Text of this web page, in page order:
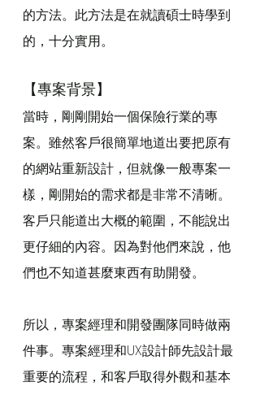
的方法。此方法是在就讀碩士時學到
的，十分實用。
【專案背景】
當時，剛剛開始一個保險行業的專
案。雖然客戶很簡單地道出要把原有
的網站重新設計，但就像一般專案一
樣，剛開始的需求都是非常不清晰。
客戶只能道出大概的範圍，不能說出
更仔細的內容。因為對他們來說，他
們也不知道甚麼東西有助開發。
所以，專案經理和開發團隊同時做兩
件事。專案經理和UX設計師先設計最
重要的流程，和客戶取得外觀和基本